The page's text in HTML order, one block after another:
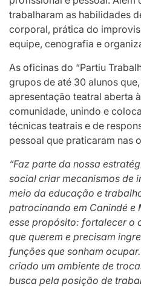
trabalharam as habilidades
corporal, prática do
equipe, cenografia e
As oficinas do “Partiu
grupos de até 30 alunos
apresentação teatral aberta
comunidade, unindo e
técnicas teatrais e de
pessoal que praticaram nas
“Faz parte da nossa
social criar mecanismos de
meio da educação e
patrocinando em Canindé e
esse propósito: fortalecer o
que querem e precisam
funções que sonham
criado um ambiente de
busca pela posição de